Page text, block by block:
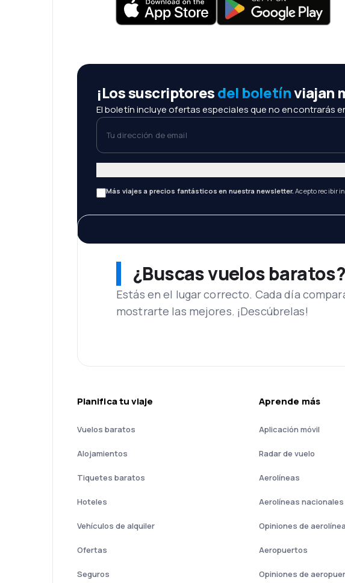
¡Los suscriptoresdel boletínviajan
El boletín incluye ofertas especiales que no encontrarás
Tu dirección de email
Más viajes a precios fantásticos en nuestra newsletter. Acepto recibir
¿Buscas vuelos baratos?
Estás en el lugar correcto. Cada día
mostrarte las mejores. ¡Descúbrelas!
Planifica tu viaje
Vuelos baratos
Alojamientos
Tiquetes baratos
Hoteles
Vehículos de alquiler
Ofertas
Seguros
Aprende más
Aplicación móvil
Radar de vuelo
Aerolíneas
Aerolíneas nacionales
Opiniones de
Aeropuertos
Opiniones de